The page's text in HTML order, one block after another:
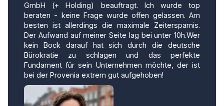
GmbH (+ Holding) beauftragt. Ich wurde top
beraten - keine Frage wurde offen gelassen. Am
besten ist allerdings die maximale Zeitersparnis.
Der Aufwand auf meiner Seite lag bei unter 10h.Wer
kein Bock darauf hat sich durch die deutsche
Bürokratie zu schlagen und das perfekte
Fundament für sein Unternehmen möchte, der ist
bei der Provenia extrem gut aufgehoben!